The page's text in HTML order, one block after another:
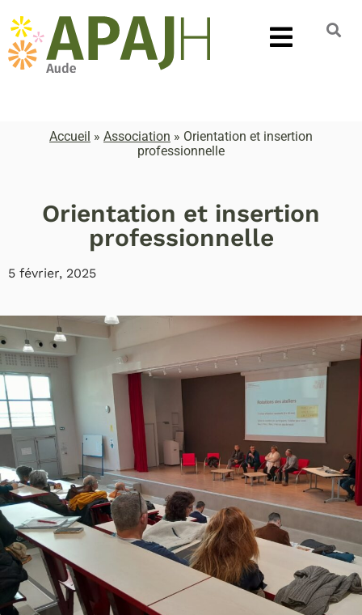
Accueil » Association » Orientation et insertion
professionnelle
Orientation et insertion
professionnelle
5 février, 2025